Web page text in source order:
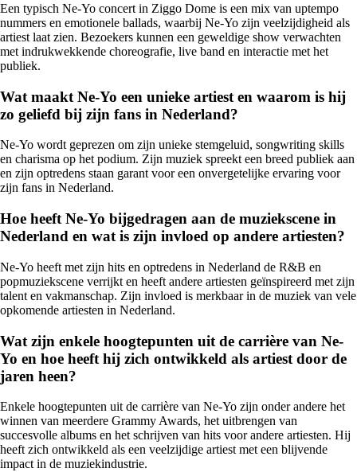
Een typisch Ne-Yo concert in Ziggo Dome is een mix van uptempo
nummers en emotionele ballads, waarbij Ne-Yo zijn veelzijdigheid als
artiest laat zien. Bezoekers kunnen een geweldige show verwachten
met indrukwekkende choreografie, live band en interactie met het
publiek.
Wat maakt Ne-Yo een unieke artiest en waarom is hij
zo geliefd bij zijn fans in Nederland?
Ne-Yo wordt geprezen om zijn unieke stemgeluid, songwriting skills
en charisma op het podium. Zijn muziek spreekt een breed publiek aan
en zijn optredens staan garant voor een onvergetelijke ervaring voor
zijn fans in Nederland.
Hoe heeft Ne-Yo bijgedragen aan de muziekscene in
Nederland en wat is zijn invloed op andere artiesten?
Ne-Yo heeft met zijn hits en optredens in Nederland de R&B en
popmuziekscene verrijkt en heeft andere artiesten geïnspireerd met zijn
talent en vakmanschap. Zijn invloed is merkbaar in de muziek van vele
opkomende artiesten in Nederland.
Wat zijn enkele hoogtepunten uit de carrière van Ne-
Yo en hoe heeft hij zich ontwikkeld als artiest door de
jaren heen?
Enkele hoogtepunten uit de carrière van Ne-Yo zijn onder andere het
winnen van meerdere Grammy Awards, het uitbrengen van
succesvolle albums en het schrijven van hits voor andere artiesten. Hij
heeft zich ontwikkeld als een veelzijdige artiest met een blijvende
impact in de muziekindustrie.